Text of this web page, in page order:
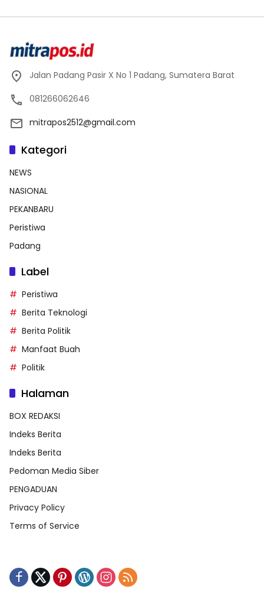
Jalan Padang Pasir X No 1 Padang, Sumatera Barat
081266062646
mitrapos2512@gmail.com
Kategori
NEWS
NASIONAL
PEKANBARU
Peristiwa
Padang
Label
Peristiwa
Berita Teknologi
Berita Politik
Manfaat Buah
Politik
Halaman
BOX REDAKSI
Indeks Berita
Indeks Berita
Pedoman Media Siber
PENGADUAN
Privacy Policy
Terms of Service